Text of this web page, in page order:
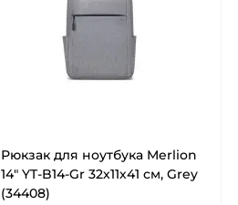
Рюкзак для ноутбука Merlion
14" YT-B14-Gr 32х11х41 см, Grey
(34408)